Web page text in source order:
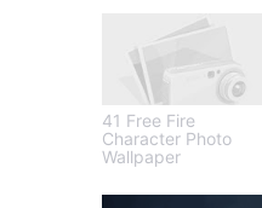
41 Free Fire
Character Photo
Wallpaper